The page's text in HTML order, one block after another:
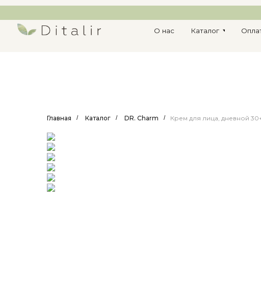
Каталог
О нас Оплата и
Главная / Каталог / DR. Charm / Крем для лица, дневной